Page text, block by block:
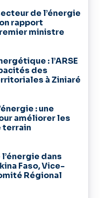
de l’énergie
rapport
ministre
: l’ARSE
des
à Ziniaré
: une
améliorer les
terrain
dans
Faso, Vice-
Régional